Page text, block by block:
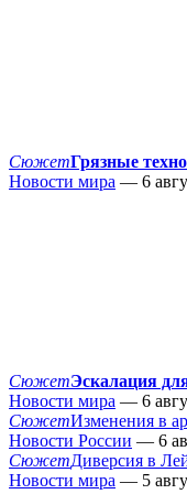
СюжетГрязные
Новости мира — 6
СюжетЭскалация
Новости мира — 6
СюжетИзменения в
Новости России — 6
СюжетДиверсия в
Новости мира — 5